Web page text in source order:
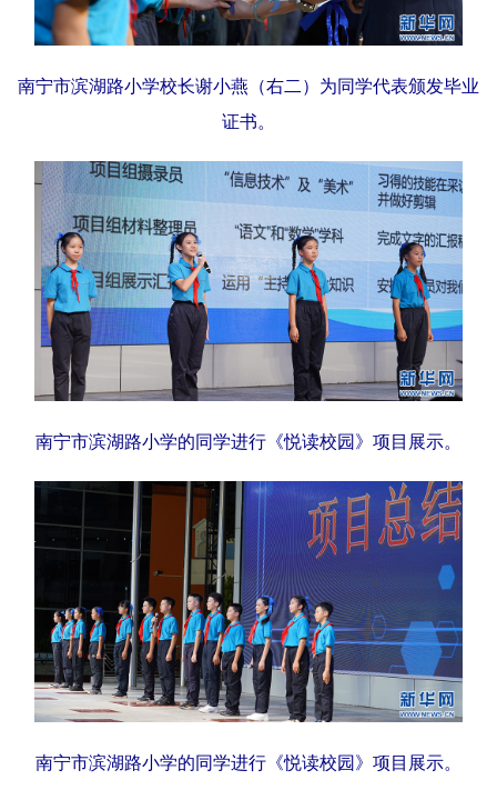
南宁市滨湖路小学校长谢小燕（右二）为同学代表颁发毕业
证书。
南宁市滨湖路小学的同学进行《悦读校园》项目展示。
南宁市滨湖路小学的同学进行《悦读校园》项目展示。